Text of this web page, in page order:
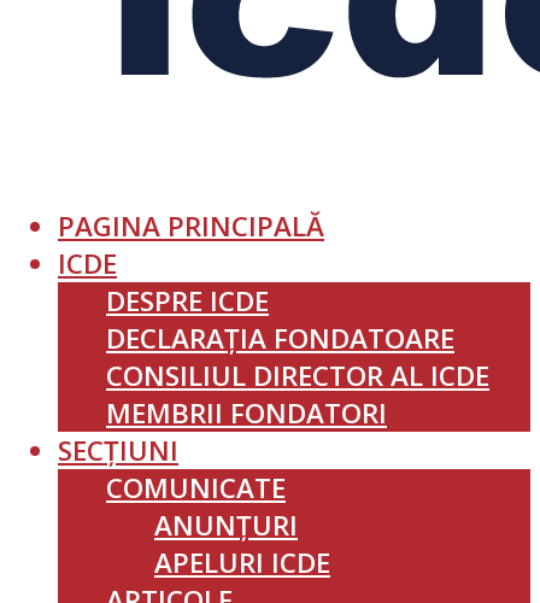
PAGINA PRINCIPALĂ
ICDE
DESPRE ICDE
DECLARAȚIA FONDATOARE
CONSILIUL DIRECTOR AL ICDE
MEMBRII FONDATORI
SECȚIUNI
COMUNICATE
ANUNȚURI
APELURI ICDE